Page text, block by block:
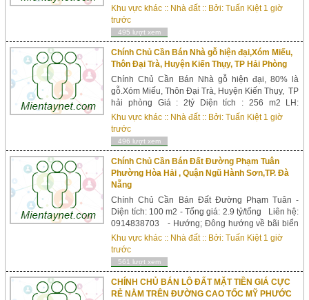
0905703789 (MR Đoàn) -Hướng: Tây Nam
-Đường 10m5 ,có lề 5m, rộng thoáng, xung quanh
là biệt thự, chỉ 200m là tới sông hàn thơ mộng. -
Block B1.3 lô 13.- Cách đường Chương Dương
200m...
Khu vực khác :: Nhà đất:: Bởi:Tuấn Kiệt 1 giờ
trước
495 lượt xem
Chính Chủ Cần Bán Nhà gỗ hiện đại,Xóm Miếu,
Thôn Đại Trà, Huyện Kiến Thụy, TP Hải Phòng
Chính Chủ Cần Bán Nhà gỗ hiện đại, 80% là
gỗ.Xóm Miếu, Thôn Đại Trà, Huyện Kiến Thụy, TP
hải phòng Giá : 2tỷ Diện tích : 256 m2 LH:
0902292179 Nhà Gỗ Hiện Đại, 2 tầng mỗi tầng
90m2, 3p ngủ, 2wc, 1 bếp, phòng ăn , phòng
khách đấy đủ, ban công 23m2. sàn gỗ trần gỗ,
đảm bảo thoáng mát về mùa hè, ấm áp về mùa
đôn...
Khu vực khác :: Nhà đất:: Bởi:Tuấn Kiệt 1 giờ
trước
496 lượt xem
Chính Chủ Cần Bán Đất Đường Phạm Tuân
Phường Hòa Hải , Quận Ngũ Hành Sơn,TP. Đà
Nẵng
Chính Chủ Cần Bán Đất Đường Phạm Tuân -
Diện tích: 100 m2 - Tổng giá: 2.9 tỷ/tổng Liên hệ:
0914838703 - Hướng; Đông hướng về bãi biển
tắm. -Chính chủ cần bán gấp đất gần bãi tắm.
Đất lô 12 B2.32 đường Nguyễn Phạm Tuân,đất
gần ngã tư thuận lợi đi lại, kinh doanh buôn bán. -
Địa chỉ : Phườn...
Khu vực khác :: Nhà đất:: Bởi:Tuấn Kiệt 1 giờ
trước
561 lượt xem
CHÍNH CHỦ BÁN LÔ ĐẤT MẶT TIỀN GIÁ CỰC
RẺ NẰM TRÊN ĐƯỜNG CAO TỐC MỸ PHƯỚC